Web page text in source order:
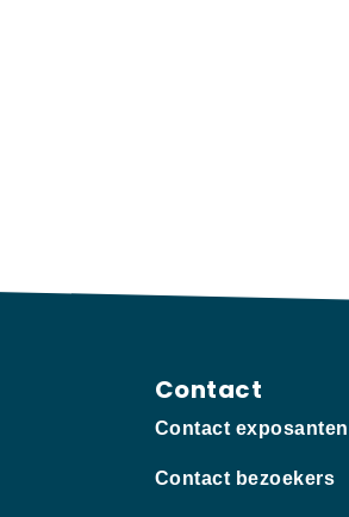
Contact
Contact exposanten
Contact bezoekers